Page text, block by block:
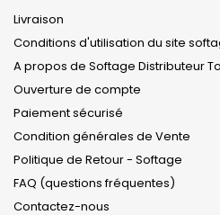
Livraison
Conditions d'utilisation du site
A propos de Softage Distributeur
Ouverture de compte
Paiement sécurisé
Condition générales de Vente
Politique de Retour - Softage
FAQ (questions fréquentes)
Contactez-nous